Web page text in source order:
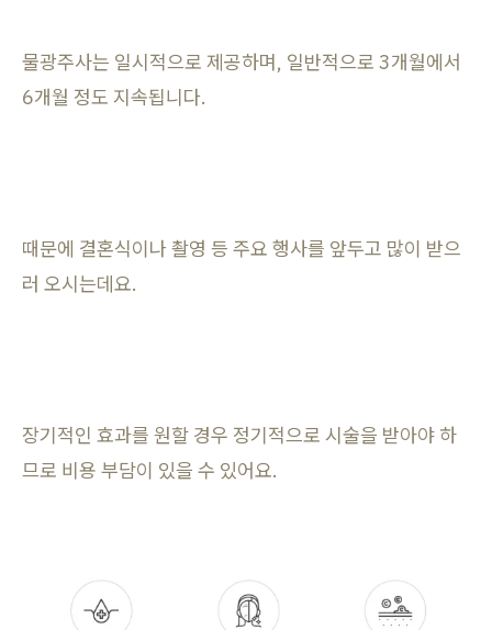
물광주사는 일시적으로 제공하며, 일반적으로 3개월에서
6개월 정도 지속됩니다.
때문에 결혼식이나 촬영 등 주요 행사를 앞두고 많이 받으
러 오시는데요.
장기적인 효과를 원할 경우 정기적으로 시술을 받아야 하
므로 비용 부담이 있을 수 있어요.